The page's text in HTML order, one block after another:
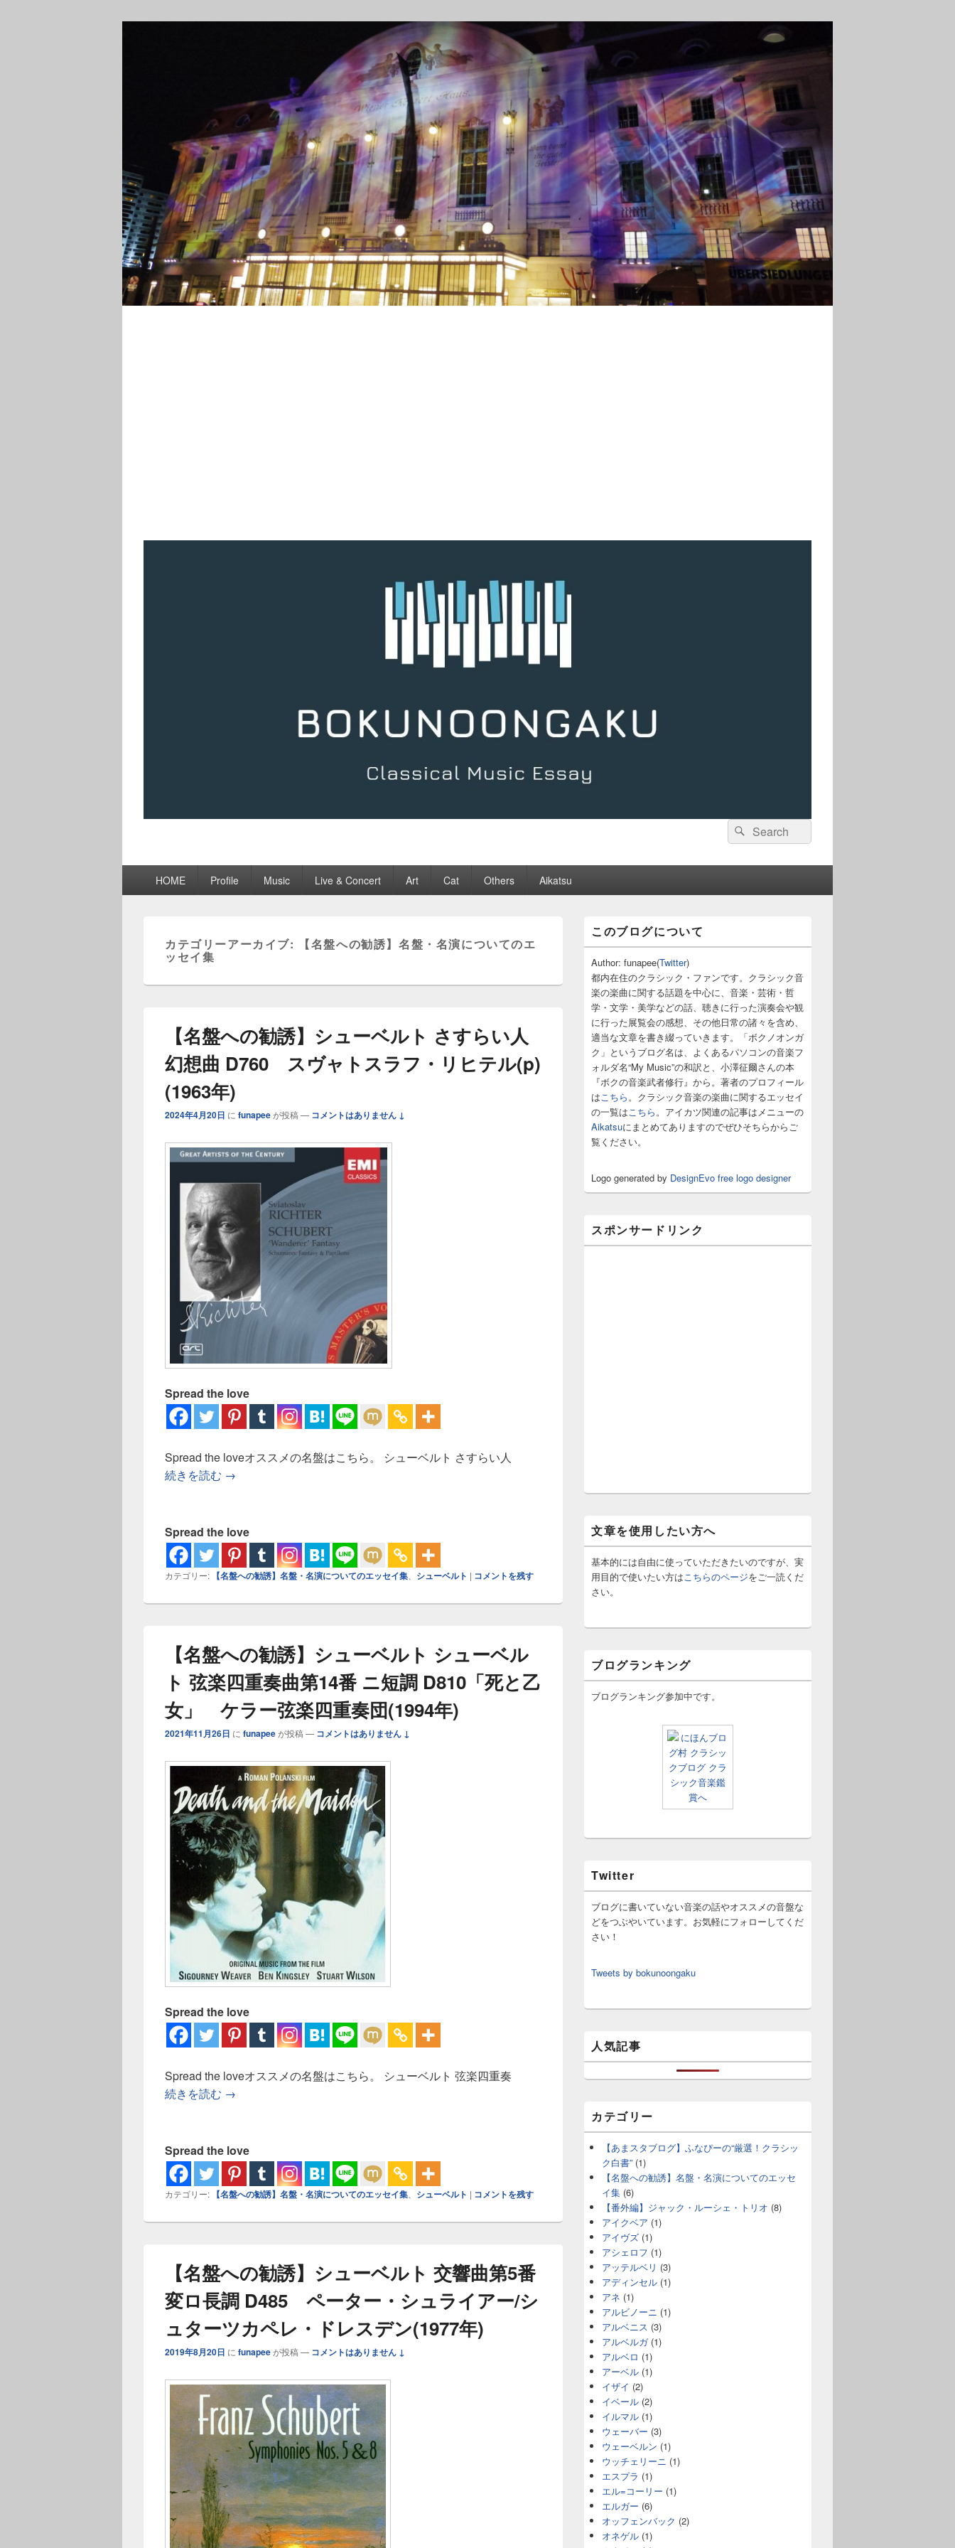
検
索:
検
索
HOME Profile Music Live & Concert Art Cat Others Aikatsu
カテゴリーアーカイブ: 【名盤への勧誘】名盤・名演についてのエ
ッセイ集
【名盤への勧誘】シューベルト さすらい人
幻想曲 D760 スヴャトスラフ・リヒテル(p)
(1963年)
2024年4月20日 に funapeeが投稿 — コメントはありません ↓
Spread the love
Spread the loveオススメの名盤はこちら。 シューベルト さすらい人
続きを読む 【名盤への勧誘】シューベルト さすらい人幻想曲 D760 スヴャトスラフ・リヒテル(p) (1963年)
→
Spread the love
カテゴリー: 【名盤への勧誘】名盤・名演についてのエッセイ集 シューベルト | コメントを残す
【名盤への勧誘】シューベルト シューベル
ト 弦楽四重奏曲第14番 ニ短調 D810「死と乙
女」 ケラー弦楽四重奏団(1994年)
2021年11月26日 に funapeeが投稿 — コメントはありません ↓
Spread the love
Spread the loveオススメの名盤はこちら。 シューベルト 弦楽四重奏
続きを読む 【名盤への勧誘】シューベルト シューベルト 弦楽四重奏曲第14番 ニ短調 D810「死と乙女」 ケラー弦楽四重奏団(1994年)
→
Spread the love
カテゴリー: 【名盤への勧誘】名盤・名演についてのエッセイ集 シューベルト | コメントを残す
【名盤への勧誘】シューベルト 交響曲第5番
変ロ長調 D485 ペーター・シュライアー/シ
ュターツカペレ・ドレスデン(1977年)
2019年8月20日 に funapeeが投稿 — コメントはありません ↓
ン
サ
イ
バ
ー
ウ
ィ
ジ
エ
リ
ア
このブログについて
Author: funapee(Twitter)
都内在住のクラシック・ファンです。クラシック音
楽の楽曲に関する話題を中心に、音楽・芸術・哲
学・文学・美学などの話、聴きに行った演奏会や観
に行った展覧会の感想、その他日常の諸々を含め、
適当な文章を書き綴っていきます。「ボクノオンガ
ク」というブログ名は、よくあるパソコンの音楽フ
ォルダ名“My Music”の和訳と、小澤征爾さんの本
『ボクの音楽武者修行』から。著者のプロフィール
は こちら 。クラシック音楽の楽曲に関するエッセイ
の一覧は こちら 。アイカツ関連の記事はメニューの
Aikatsuにまとめてありますのでぜひそちらからご
覧ください。
Logo generated by DesignEvo free logo designer
スポンサードリンク
文章を使用したい方へ
基本的には自由に使っていただきたいのですが、実
用目的で使いたい方は こちらのページをご一読くだ
さい。
ブログランキング
ブログランキング参加中です。
Twitter
ブログに書いていない音楽の話やオススメの音盤な
どをつぶやいています。お気軽にフォローしてくだ
さい！
Tweets by bokunoongaku
人気記事
カテゴリー
【あまスタブログ】ふなぴーの“厳選！クラシッ
ク白書” (1)
【名盤への勧誘】名盤・名演についてのエッセ
イ集 (6)
【番外編】ジャック・ルーシェ・トリオ (8)
アイクベア (1)
アイヴズ (1)
アシェロフ (1)
アッテルベリ (3)
アディンセル (1)
アネ (1)
アルビノーニ (1)
アルベニス (3)
アルベルガ(1)
アルベロ (1)
アーベル (1)
イザイ (2)
イベール (2)
イルマル (1)
ウェーバー (3)
ウェーベルン (1)
ウッチェリーニ (1)
エスプラ (1)
エル=コーリー (1)
エルガー (6)
オッフェンバック (2)
オネゲル (1)